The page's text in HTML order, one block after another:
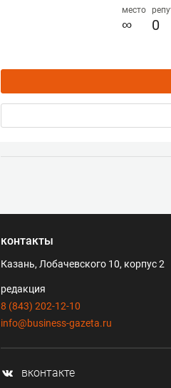
место
∞ 0
контакты
Казань, Лобачевского 10, корпус 2
редакция
8 (843) 202-12-10
info@business-gazeta.ru
вконтакте